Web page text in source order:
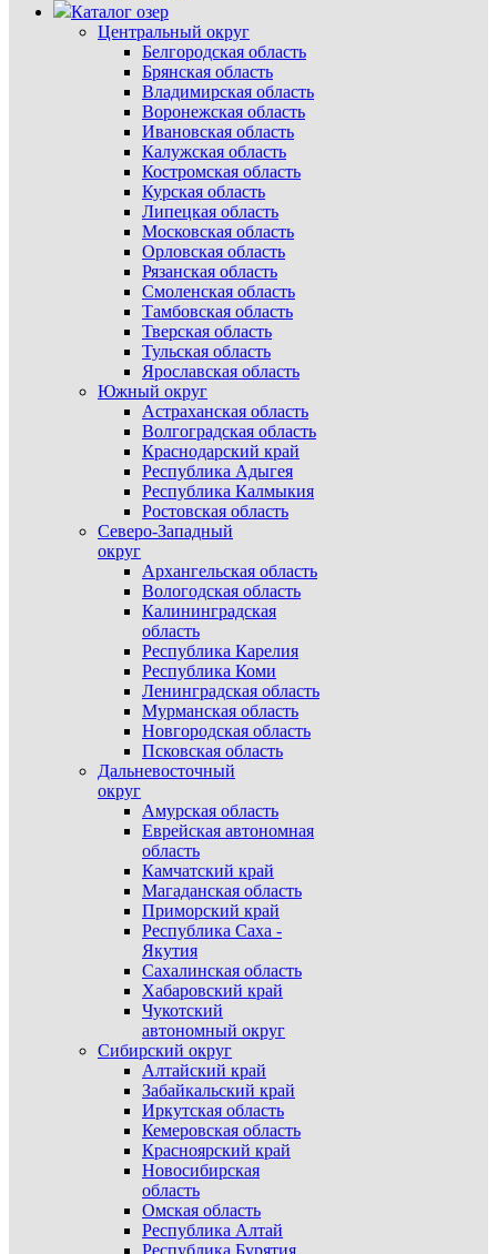
Каталог озер
Центральный округ
Белгородская область
Брянская область
Владимирская область
Воронежская область
Ивановская область
Калужская область
Костромская область
Курская область
Липецкая область
Московская область
Орловская область
Рязанская область
Смоленская область
Тамбовская область
Тверская область
Тульская область
Ярославская область
Южный округ
Астраханская область
Волгоградская область
Краснодарский край
Республика Адыгея
Республика Калмыкия
Ростовская область
Северо-Западный
округ
Архангельская область
Вологодская область
Калининградская
область
Республика Карелия
Республика Коми
Ленинградская область
Мурманская область
Новгородская область
Псковская область
Дальневосточный
округ
Амурская область
Еврейская автономная
область
Камчатский край
Магаданская область
Приморский край
Республика Саха -
Якутия
Сахалинская область
Хабаровский край
Чукотский
автономный округ
Сибирский округ
Алтайский край
Забайкальский край
Иркутская область
Кемеровская область
Красноярский край
Новосибирская
область
Омская область
Республика Алтай
Республика Бурятия